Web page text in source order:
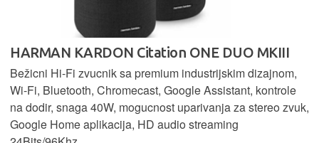
HARMAN KARDON Citation ONE DUO MKIII
Bežicni Hi-Fi zvucnik sa premium industrijskim dizajnom,
Wi-Fi, Bluetooth, Chromecast, Google Assistant, kontrole
na dodir, snaga 40W, mogucnost uparivanja za stereo zvuk,
Google Home aplikacija, HD audio streaming